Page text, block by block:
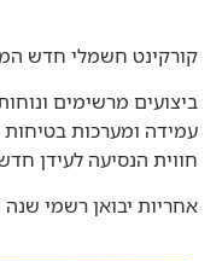
קורקינט חשמלי חדש
ביצועים מרשימים
עמידה ומערכות
חווית הנסיעה לעידן
אחריות יבואן רשמי שנה